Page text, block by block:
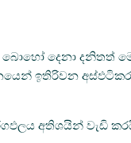
දෙනා දනිතත්
ඉතිරිවන
අතිශයින් වැඩි